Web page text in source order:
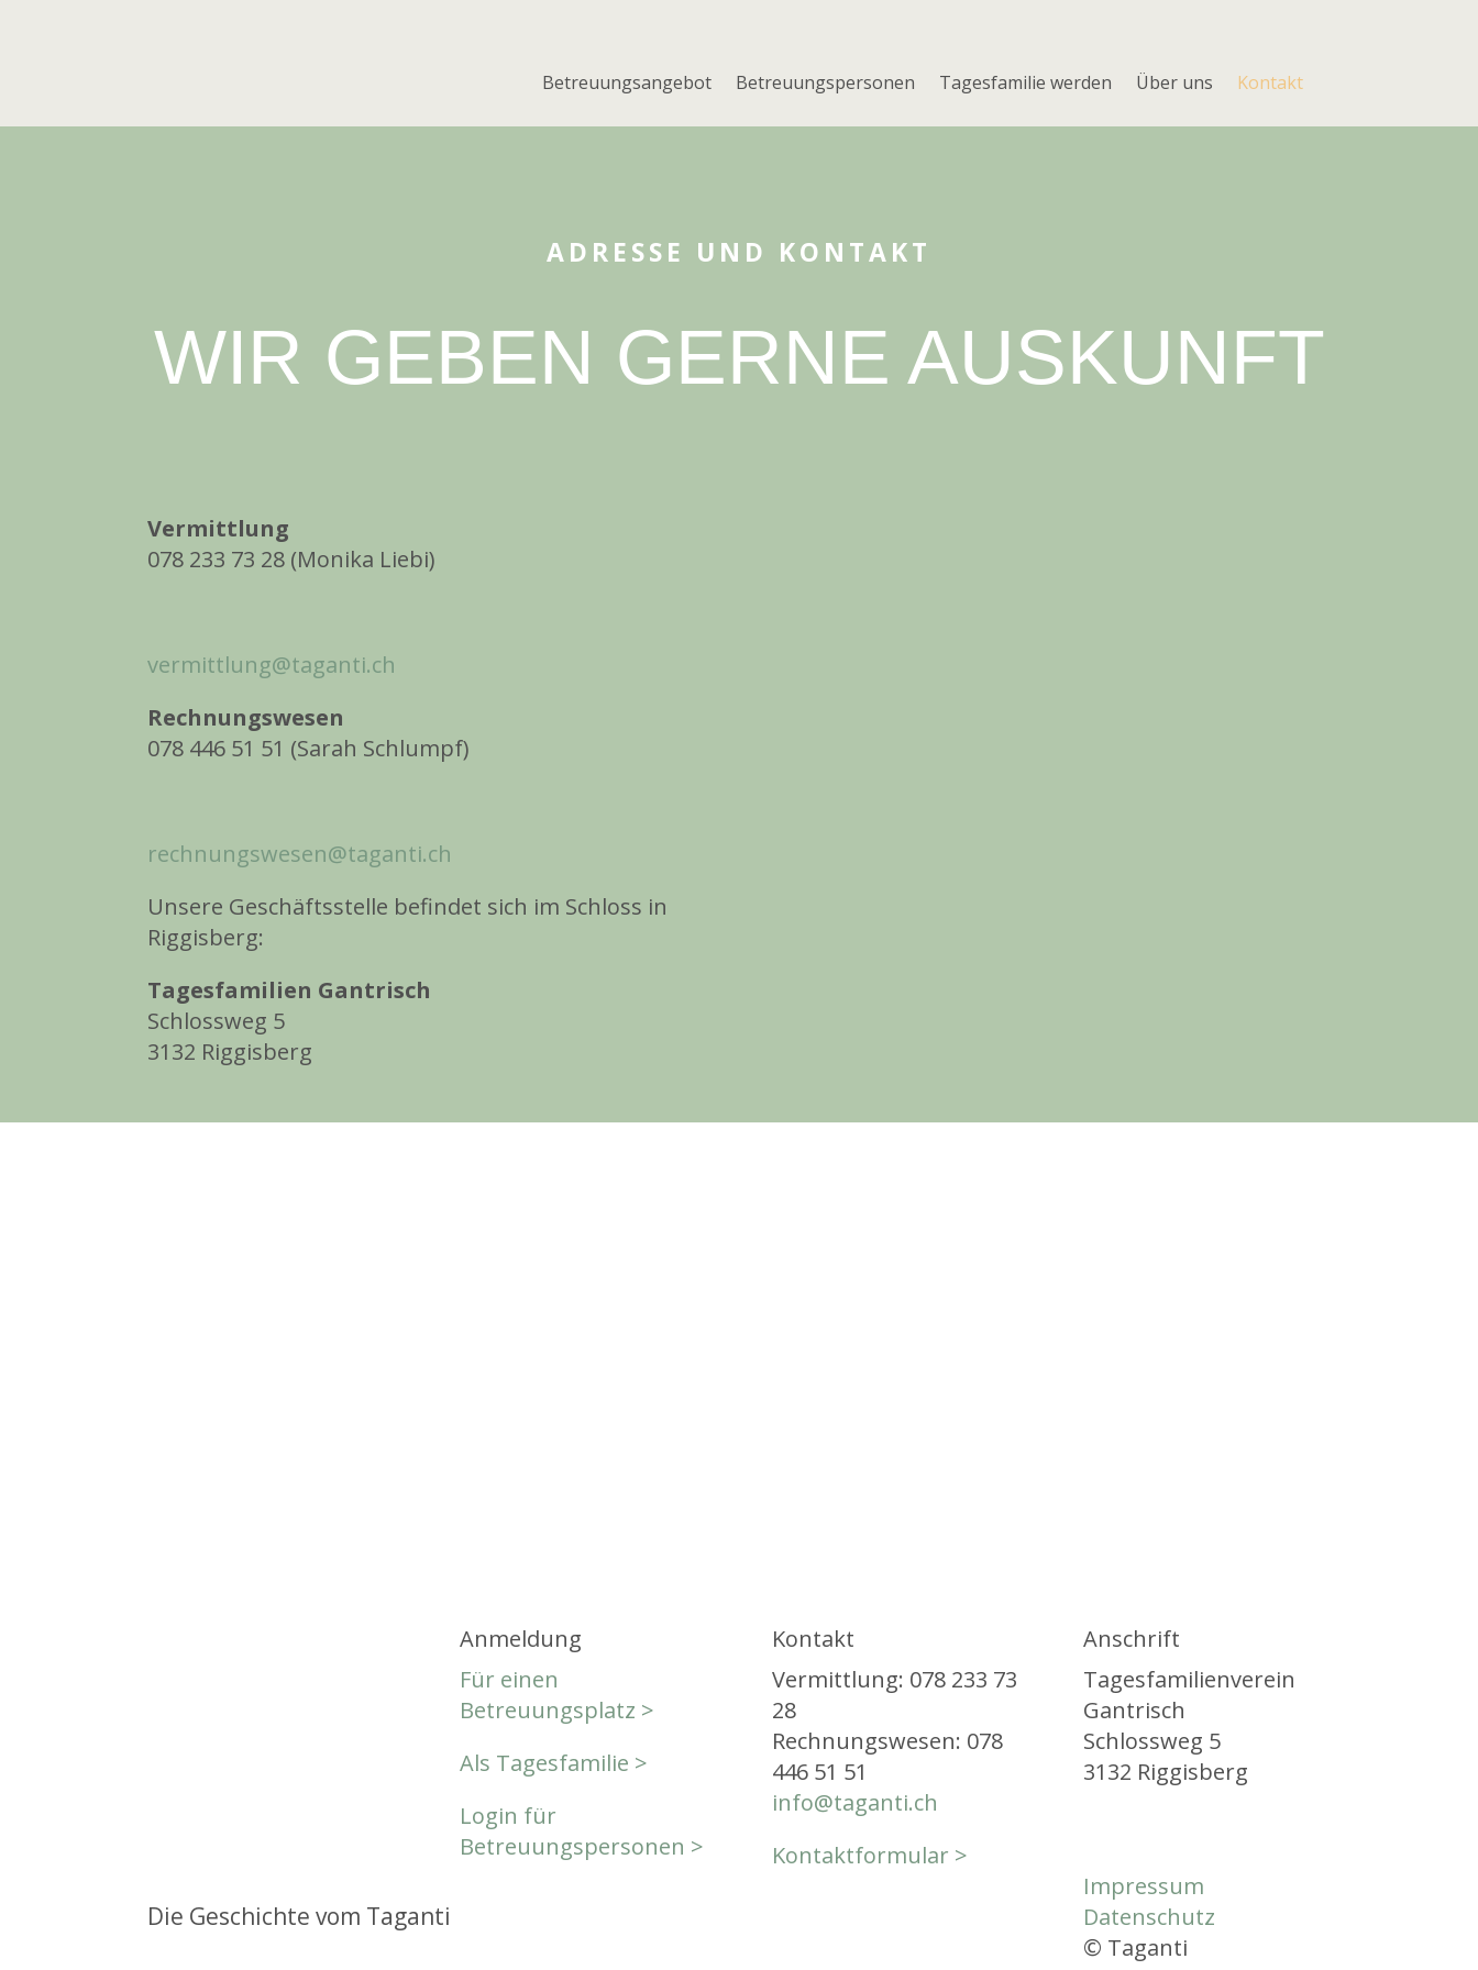
Betreuungsangebot Betreuungspersonen Tagesfamilie werden Über uns Kontakt
ADRESSE UND KONTAKT
WIR GEBEN GERNE AUSKUNFT
Vermittlung
078 233 73 28 (Monika Liebi)
vermittlung@taganti.ch
Rechnungswesen
078 446 51 51 (Sarah Schlumpf)
rechnungswesen@taganti.ch
Unsere Geschäftsstelle befindet sich im Schloss in
Riggisberg:
Tagesfamilien Gantrisch
Schlossweg 5
3132 Riggisberg
Anmeldung
Für einen
Betreuungsplatz >
Als Tagesfamilie >
Login für
Betreuungspersonen >
Kontakt
Vermittlung: 078 233 73
28
Rechnungswesen: 078
446 51 51
info@taganti.ch
Kontaktformular >
Anschrift
Tagesfamilienverein
Gantrisch
Schlossweg 5
3132 Riggisberg
Die Geschichte vom Taganti
Impressum
Datenschutz
© Taganti